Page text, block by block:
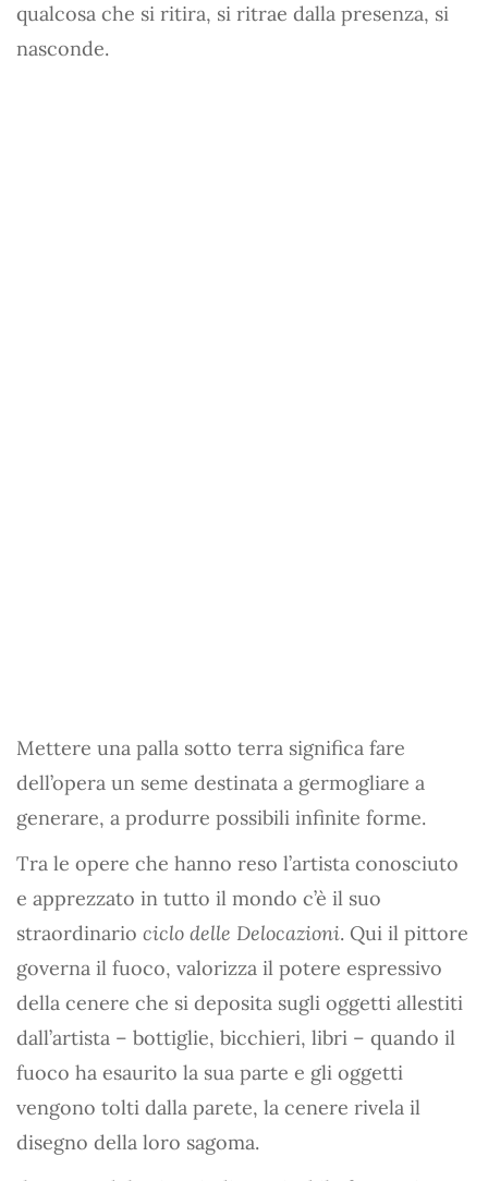
qualcosa che si ritira, si ritrae dalla presenza, si
nasconde.
Mettere una palla sotto terra significa fare
dell’opera un seme destinata a germogliare a
generare, a produrre possibili infinite forme.
Tra le opere che hanno reso l’artista conosciuto
e apprezzato in tutto il mondo c’è il suo
straordinario ciclo delle Delocazioni. Qui il pittore
governa il fuoco, valorizza il potere espressivo
della cenere che si deposita sugli oggetti allestiti
dall’artista – bottiglie, bicchieri, libri – quando il
fuoco ha esaurito la sua parte e gli oggetti
vengono tolti dalla parete, la cenere rivela il
disegno della loro sagoma.